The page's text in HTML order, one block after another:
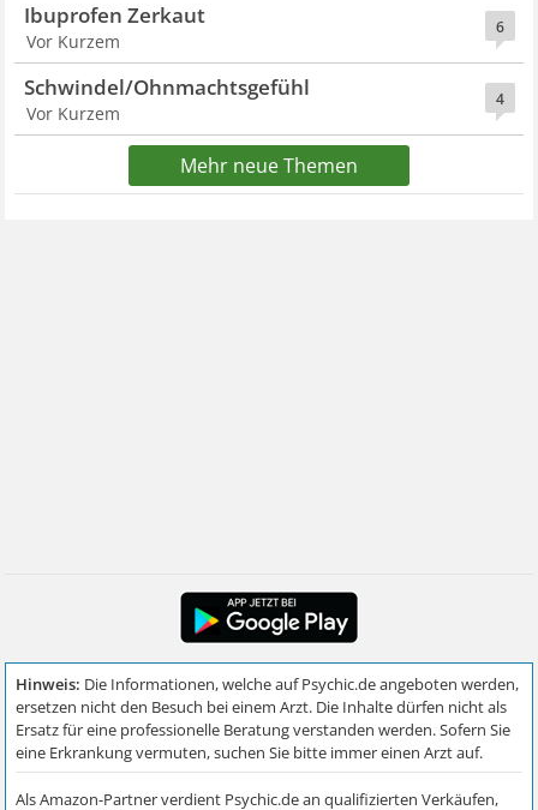
6
Ibuprofen Zerkaut
Vor Kurzem
4
Schwindel/Ohnmachtsgefühl
Vor Kurzem
Mehr neue Themen